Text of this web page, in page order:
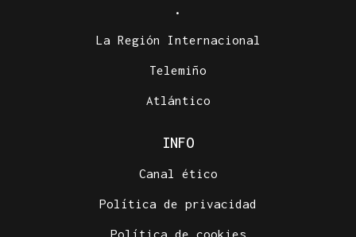
.
La Región Internacional
Telemiño
Atlántico
INFO
Canal ético
Política de privacidad